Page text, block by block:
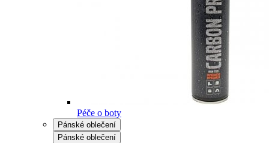
Péče o boty
Pánské oblečení
Pánské oblečení